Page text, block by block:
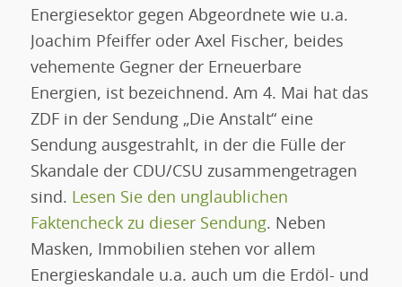
Energiesektor gegen Abgeordnete wie u.a.
Joachim Pfeiffer oder Axel Fischer, beides
vehemente Gegner der Erneuerbare
Energien, ist bezeichnend. Am 4. Mai hat das
ZDF in der Sendung „Die Anstalt“ eine
Sendung ausgestrahlt, in der die Fülle der
Skandale der CDU/CSU zusammengetragen
sind. Lesen Sie den unglaublichen
Faktencheck zu dieser Sendung. Neben
Masken, Immobilien stehen vor allem
Energieskandale u.a. auch um die Erdöl- und